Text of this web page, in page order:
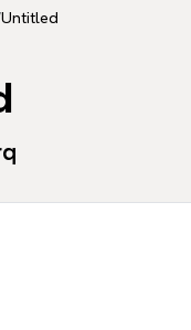
Untitled